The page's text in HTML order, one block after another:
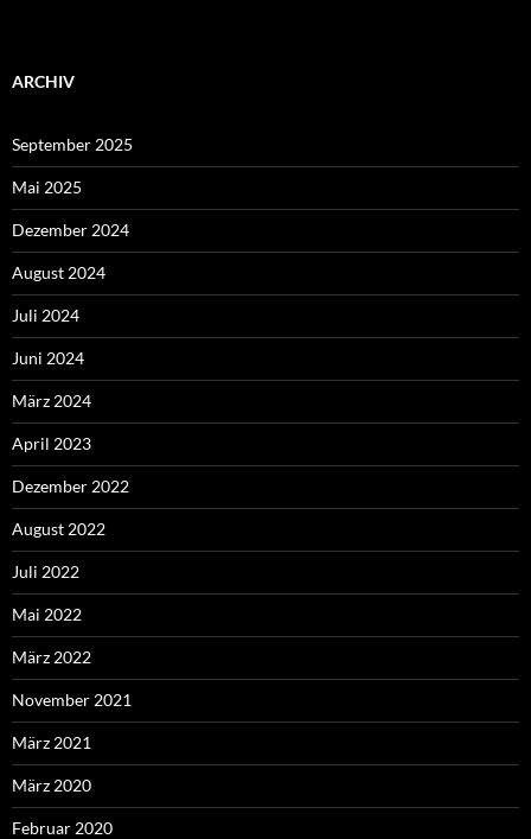
ARCHIV
September 2025
Mai 2025
Dezember 2024
August 2024
Juli 2024
Juni 2024
März 2024
April 2023
Dezember 2022
August 2022
Juli 2022
Mai 2022
März 2022
November 2021
März 2021
März 2020
Februar 2020